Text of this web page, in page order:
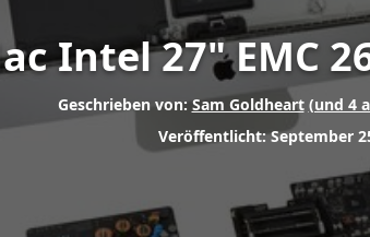
Intel 27" EMC
Geschrieben von: Sam Goldheart (und 4
Veröffentlicht: September